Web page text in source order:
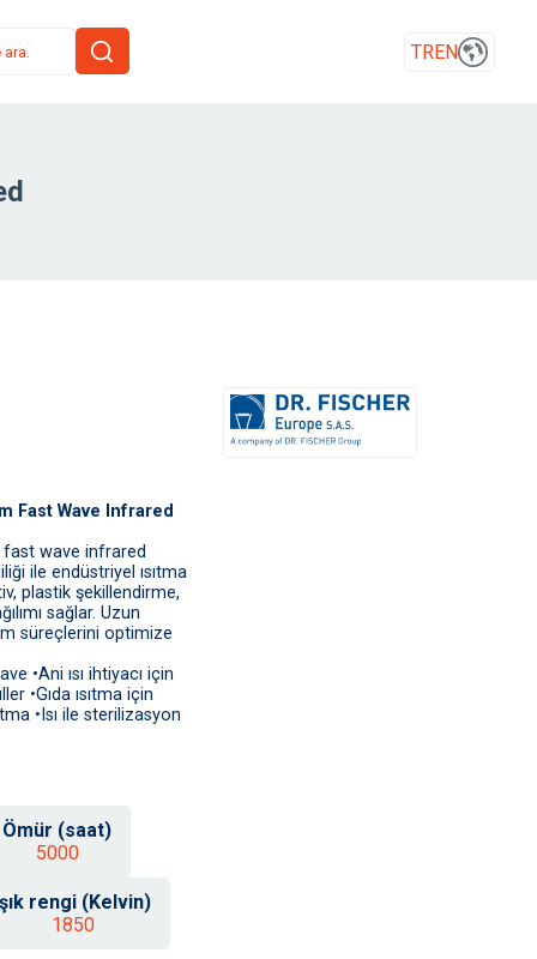
TREN
Fast Wave Infrared
wave infrared
ile endüstriyel ısıtma
plastik şekillendirme,
sağlar. Uzun
süreçlerini optimize
•Ani ısı ihtiyacı için
•Gıda ısıtma için
•Isı ile sterilizasyon
Ömür (saat)
5000
rengi (Kelvin)
1850